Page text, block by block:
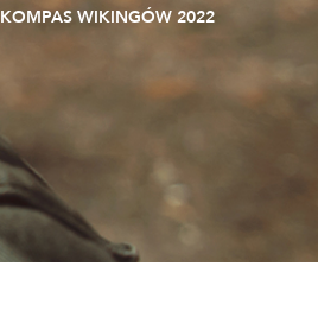
KOMPAS WIKINGÓW 2022